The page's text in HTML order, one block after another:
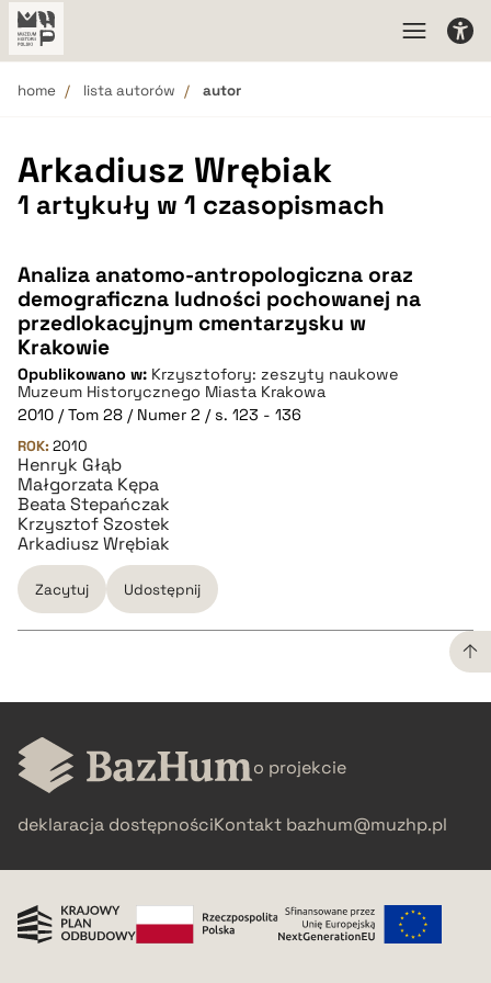
home lista autorów autor
Arkadiusz Wrębiak
1 artykuły w 1 czasopismach
Analiza anatomo-antropologiczna oraz
demograficzna ludności pochowanej na
przedlokacyjnym cmentarzysku w
Krakowie
Opublikowano w: Krzysztofory: zeszyty naukowe
Muzeum Historycznego Miasta Krakowa
2010 / Tom 28 / Numer 2 / s. 123 - 136
ROK: 2010
Henryk Głąb
Małgorzata Kępa
Beata Stepańczak
Krzysztof Szostek
Arkadiusz Wrębiak
Zacytuj Udostępnij
CZYSTY TEKST
pobierz cytat
BIBTEX
o projekcie
deklaracja dostępnościKontakt bazhum@muzhp.pl